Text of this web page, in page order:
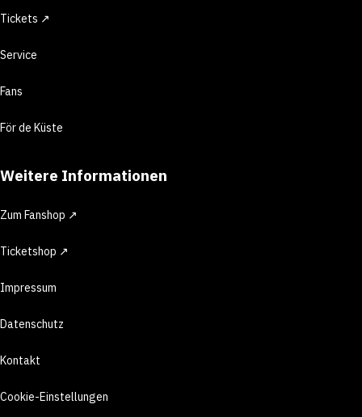
Tickets ↗
Service
Fans
För de Küste
Weitere Informationen
Zum Fanshop ↗
Ticketshop ↗
Impressum
Datenschutz
Kontakt
Cookie-Einstellungen